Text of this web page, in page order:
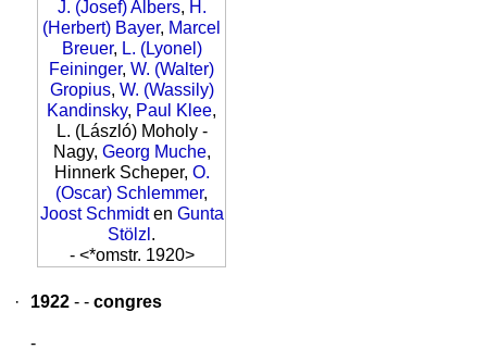
J. (Josef) Albers, H.
(Herbert) Bayer, Marcel
Breuer, L. (Lyonel)
Feininger, W. (Walter)
Gropius, W. (Wassily)
Kandinsky, Paul Klee,
L. (László) Moholy -
Nagy, Georg Muche,
Hinnerk Scheper, O.
(Oscar) Schlemmer,
Joost Schmidten Gunta
Stölzl .
- <*omstr. 1920>
· 1922 - - congres
-